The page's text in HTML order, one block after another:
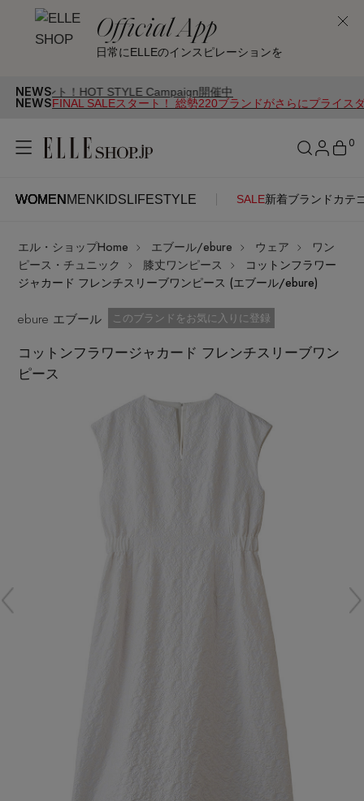
Official App
日常にELLEのインスピレーションを
NEWS
HOT STYLE Campaign開催中
NEWSFINAL SALEスタート！ 総勢220ブランドがさらにプライス
WOMEN MEN KIDS LIFESTYLE SALE新着ブランド カテ
0
WOMENMENKIDSLIFESTYLE
ITEMS
新着アイテム
再入荷アイテム
【リネン】涼しい夏素材
ログイン
はじめてご利用の方
新規会員登録
エル・ショップについて
SEE RESULTS
エル・ショップHome エブール/ebure ウェア
ワン
ピース・チュニック
膝丈ワンピース
コットンフラワー
ジャカード フレンチスリーブワンピース (エブール/ebure)
ebure エブール お気に入り済
このブランドをお気に入りに登録
コットンフラワージャカード フレンチスリーブワン
ピース